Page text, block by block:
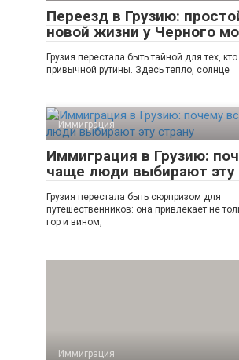
Переезд в Грузию:
новой жизни у Черного
Грузия перестала быть тайной для тех, кто
привычной рутины. Здесь тепло, солнце
Иммиграция
Иммиграция в Грузию:
чаще люди выбирают эту
Грузия перестала быть сюрпризом для
путешественников: она привлекает не
гор и вином,
Иммиграция